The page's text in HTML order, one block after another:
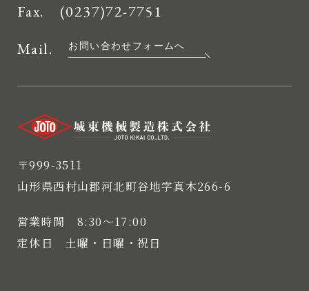
Fax. (0237)72-7751
Mail.
お問い合わせフォームへ
〒999-3511
山形県西村山郡河北町谷地字真木266-6
営業時間 8:30〜17:00
定休日 土曜・日曜・祝日